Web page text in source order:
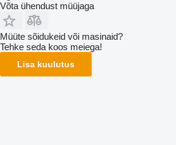
Võta ühendust müüjaga
Müüte sõidukeid või masinaid?
Tehke seda koos meiega!
Lisa kuulutus